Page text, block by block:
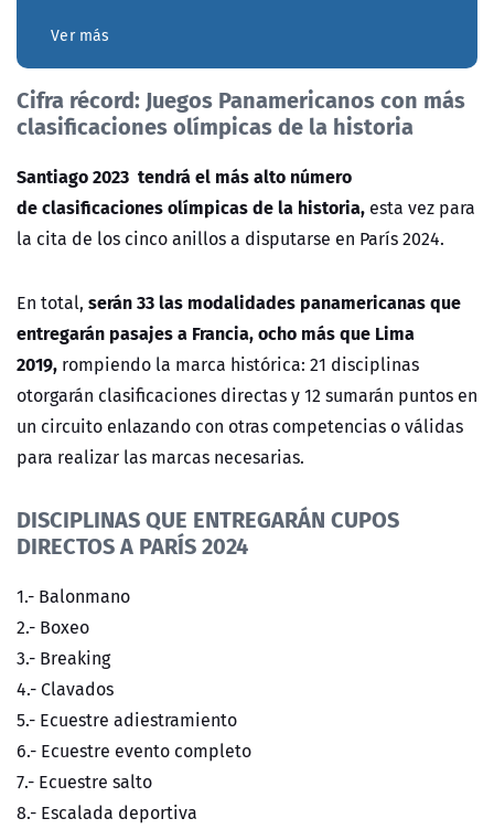
Ver más
Cifra récord: Juegos Panamericanos con más
clasificaciones olímpicas de la historia
Santiago 2023 tendrá el más alto número
de clasificaciones olímpicas de la historia, esta vez para
la cita de los cinco anillos a disputarse en París 2024.
En total, serán 33 las modalidades panamericanas que
entregarán pasajes a Francia, ocho más que Lima
2019, rompiendo la marca histórica: 21 disciplinas
otorgarán clasificaciones directas y 12 sumarán puntos en
un circuito enlazando con otras competencias o válidas
para realizar las marcas necesarias.
DISCIPLINAS QUE ENTREGARÁN CUPOS
DIRECTOS A PARÍS 2024
1.- Balonmano
2.- Boxeo
3.- Breaking
4.- Clavados
5.- Ecuestre adiestramiento
6.- Ecuestre evento completo
7.- Ecuestre salto
8.- Escalada deportiva